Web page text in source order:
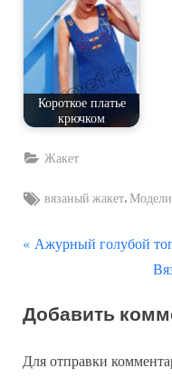
Короткое платье
крючком
Жакет
Tags:
вязаный жакет,
Навигация
записям
П
д
д
Ажурный голубой
С
е
у
Добавить
Для отправки